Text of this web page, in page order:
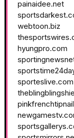
painaidee.net
webtoon.biz
hyungpro.com
sporteslive.com